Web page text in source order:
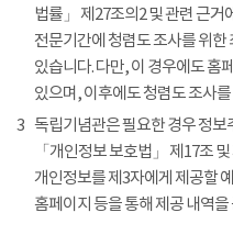
법률」 제27조의2 및 관련 근거
전문기간에 청렴도 조사를 위
있습니다. 다만, 이 경우에도 홈
있으며, 이후에도 청렴도 조사
3 독립기념관은 필요한 경우 정보
「개인정보 보호법」 제17조
개인정보를 제3자에게 제공할
홈페이지 등을 통해 제공 내역